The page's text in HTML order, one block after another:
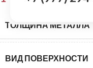
ТОЛЩИНА МЕТАЛЛА
ВИД ПОВЕРХНОСТИ